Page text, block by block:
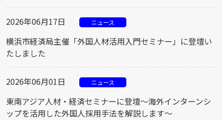
2026年06月17日 ニュース
横浜市経済局主催「外国人材活用入門セミナー」に登壇い
たしました
2026年06月01日 ニュース
東南アジア人材・経済セミナーに登壇～海外インターンシ
ップを活用した外国人採用手法を解説します～